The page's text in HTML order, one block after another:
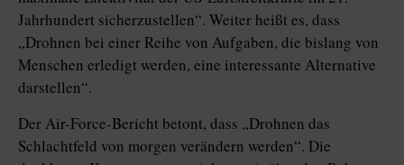
Jahrhundert sicherzustellen“. Weiter heißt es, dass
„Drohnen bei einer Reihe von Aufgaben, die bislang von
Menschen erledigt werden, eine interessante Alternative
darstellen“.
Der Air-Force-Bericht betont, dass „Drohnen das
Schlachtfeld von morgen verändern werden“. Die